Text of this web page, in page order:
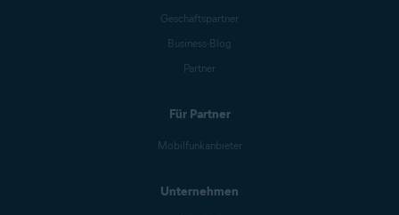
Geschäftspartner
Business-Blog
Partner
Für Partner
Mobilfunkanbieter
Unternehmen